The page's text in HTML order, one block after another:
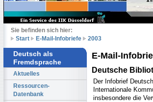
Sie befinden sich hier:
Start
E-Mail-Infobriefe 2003
Deutsch als
Fremdsprache
Aktuelles
Ressourcen-
Datenbank
E-Mail-
Deutsche
Der Infobrief
Internationale
insbesondere die